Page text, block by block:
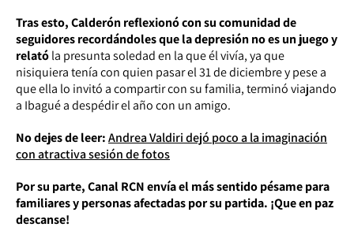
Tras esto, Calderón reflexionó con su comunidad de
seguidores recordándoles que la depresión no es un juego y
relatóla presunta soledad en la que él vivía, ya que
nisiquiera tenía con quien pasar el 31 de diciembre y pese a
que ella lo invitó a compartir con su familia, terminó viajando
a Ibagué a despédir el año con un amigo.
No dejes de leer:Andrea Valdiri dejó poco a la imaginación
con atractiva sesión de fotos
Por su parte, Canal RCN envía el más sentido pésame para
familiares y personas afectadas por su partida. ¡Que en paz
descanse!